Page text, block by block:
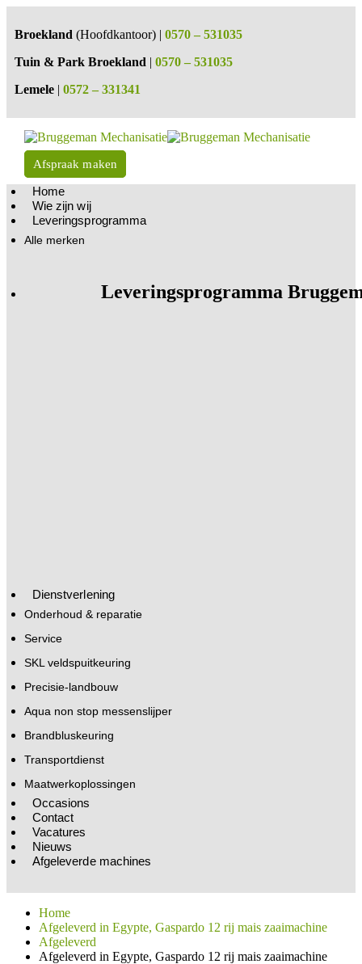
Broekland (Hoofdkantoor) | 0570 – 531035
Tuin & Park Broekland | 0570 – 531035
Lemele | 0572 – 331341
Afspraak maken
Home
Wie zijn wij
Leveringsprogramma
Alle merken
Leveringsprogramma
Dienstverlening
Onderhoud & reparatie
Service
SKL veldspuitkeuring
Precisie-landbouw
Aqua non stop messenslijper
Brandbluskeuring
Transportdienst
Maatwerkoplossingen
Occasions
Contact
Vacatures
Nieuws
Afgeleverde machines
Home
Afgeleverd in Egypte, Gaspardo 12 rij mais zaaimachine
Afgeleverd
Afgeleverd in Egypte, Gaspardo 12 rij mais zaaimachine